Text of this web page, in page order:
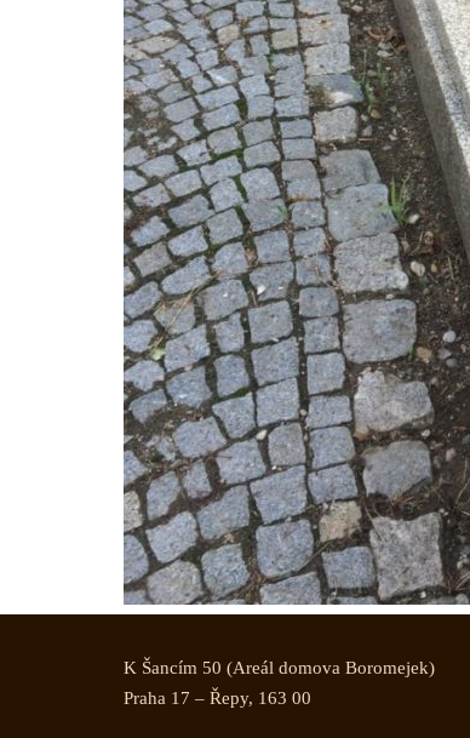
K Šancím 50 (Areál domova Boromejek)
Praha 17 – Řepy, 163 00